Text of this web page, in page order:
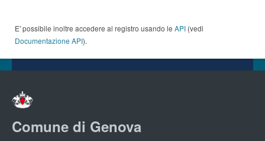
E' possibile inoltre accedere al registro usando le API (vedi
Documentazione API).
Comune di Genova